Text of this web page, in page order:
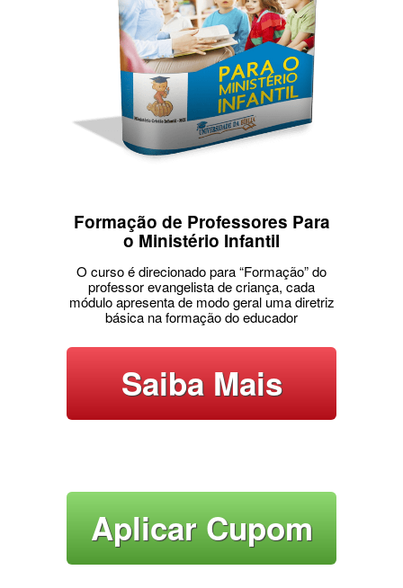
Formação de Professores Para
o Ministério Infantil
O curso é direcionado para “Formação” do
professor evangelista de criança, cada
módulo apresenta de modo geral uma diretriz
básica na formação do educador
Saiba Mais
Aplicar Cupom